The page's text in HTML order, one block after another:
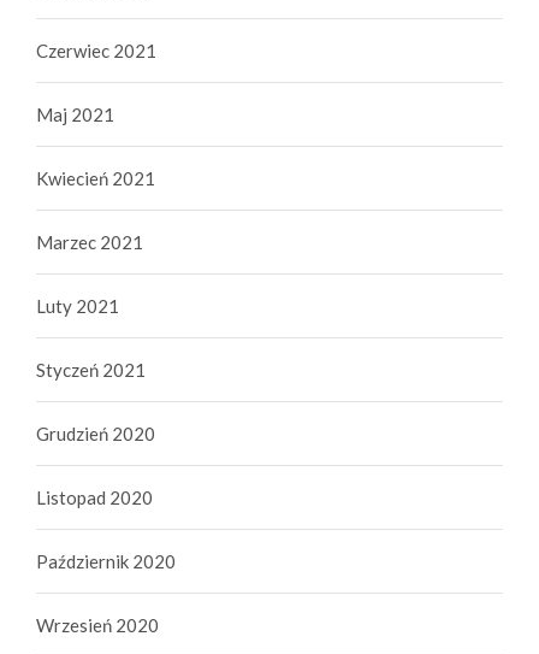
Czerwiec 2021
Maj 2021
Kwiecień 2021
Marzec 2021
Luty 2021
Styczeń 2021
Grudzień 2020
Listopad 2020
Październik 2020
Wrzesień 2020